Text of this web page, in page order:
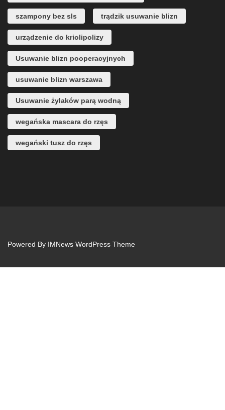
szampony bez sls trądzik usuwanie blizn
urządzenie do kriolipolizy
Usuwanie blizn pooperacyjnych
usuwanie blizn warszawa
Usuwanie żylaków parą wodną
wegańska mascara do rzęs
wegański tusz do rzęs
Powered By IMNews WordPress Theme